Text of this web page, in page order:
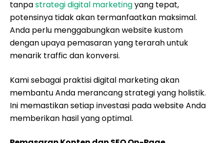
tanpastrategi digital marketingyang tepat,
potensinya tidak akan termanfaatkan maksimal.
Anda perlu menggabungkan website kustom
dengan upaya pemasaran yang terarah untuk
menarik traffic dan konversi.
Kami sebagai praktisi digital marketing akan
membantu Anda merancang strategi yang holistik.
Ini memastikan setiap investasi pada website Anda
memberikan hasil yang optimal.